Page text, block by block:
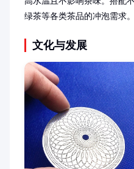
绿茶等各类茶品的冲泡需求。
文化与发展